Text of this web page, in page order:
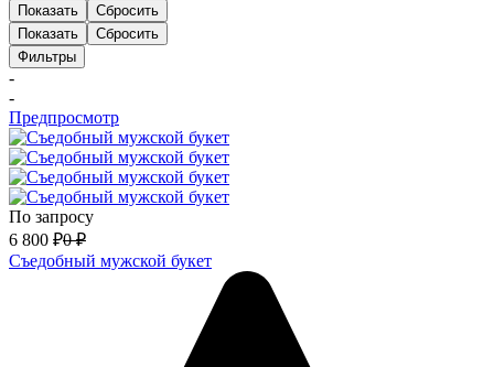
Показать
Сбросить
Показать
Сбросить
Фильтры
-
-
Предпросмотр
По запросу
6 800 ₽0 ₽
Съедобный мужской букет